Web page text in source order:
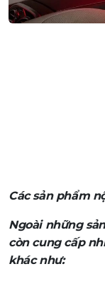
Các sản phẩm
Ngoài những
còn cung cấp
khác như: